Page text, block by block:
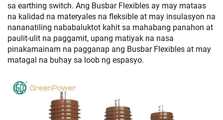
sa earthing switch. Ang Busbar Flexibles ay may mataas
na kalidad na materyales na fleksible at may insulasyon na
nananatiling nababaluktot kahit sa mahabang panahon at
paulit-ulit na paggamit, upang matiyak na nasa
pinakamainam na pagganap ang Busbar Flexibles at may
matagal na buhay sa loob ng espasyo.